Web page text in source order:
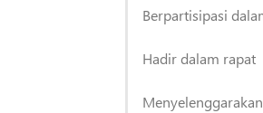
Berpartisipasi
Hadir dalam rapat